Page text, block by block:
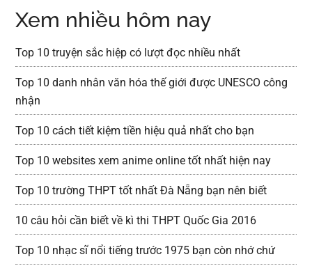
Xem nhiều hôm nay
Top 10 truyện sắc hiệp có lượt đọc nhiều nhất
Top 10 danh nhân văn hóa thế giới được UNESCO công
nhận
Top 10 cách tiết kiệm tiền hiệu quả nhất cho bạn
Top 10 websites xem anime online tốt nhất hiện nay
Top 10 trường THPT tốt nhất Đà Nẵng bạn nên biết
10 câu hỏi cần biết về kì thi THPT Quốc Gia 2016
Top 10 nhạc sĩ nổi tiếng trước 1975 bạn còn nhớ chứ